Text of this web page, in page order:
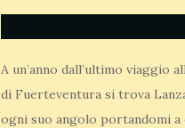
A un’anno dall’ultimo viaggio
di Fuerteventura si trova
ogni suo angolo portandomi a